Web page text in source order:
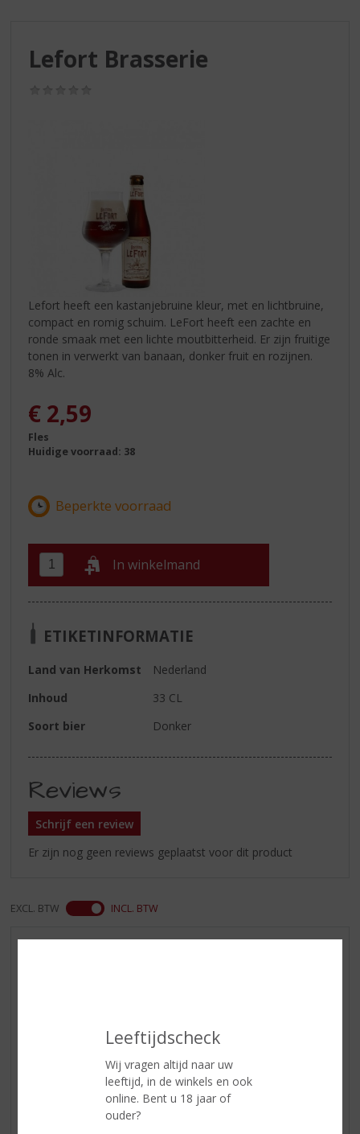
Leeftijdscheck
Wij vragen altijd naar uw
leeftijd, in de winkels en ook
online. Bent u 18 jaar of
ouder?
Lefort Brasserie
Lefort heeft een kastanjebruine kleur, met en lichtbruine,
compact en romig schuim. LeFort heeft een zachte en
ronde smaak met een lichte moutbitterheid. Er zijn fruitige
tonen in verwerkt van banaan, donker fruit en rozijnen.
8% Alc.
€ 2,59
Fles
Huidige voorraad: 38
In winkelmand
ETIKETINFORMATIE
Land van Herkomst
Nederland
Inhoud
33 CL
Soort bier
Donker
Reviews
Schrijf een review
Er zijn nog geen reviews geplaatst voor dit product
EXCL. BTW INCL. BTW
WIJN VAN DE MAAND
WHISKY VAN DE MAAND
RUM VAN DE MAAND
BIER VAN DE MAAND